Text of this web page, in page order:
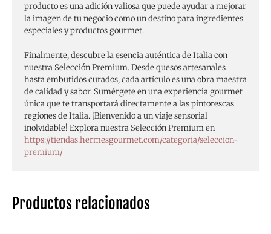
Productos relacionados
producto es una adición valiosa que puede ayudar a mejorar
la imagen de tu negocio como un destino para ingredientes
especiales y productos gourmet.
Finalmente, descubre la esencia auténtica de Italia con
nuestra Selección Premium. Desde quesos artesanales
hasta embutidos curados, cada artículo es una obra maestra
de calidad y sabor. Sumérgete en una experiencia gourmet
única que te transportará directamente a las pintorescas
regiones de Italia. ¡Bienvenido a un viaje sensorial
inolvidable! Explora nuestra Selección Premium en
https://tiendas.hermesgourmet.com/categoria/seleccion-
premium/